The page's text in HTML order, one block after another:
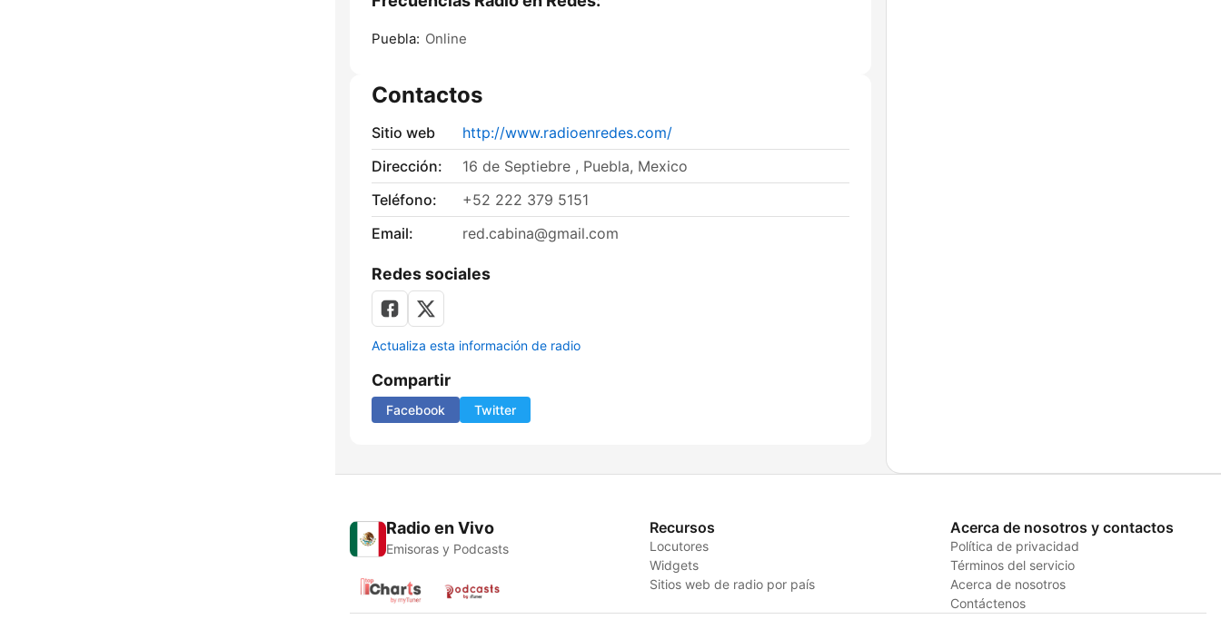
Puebla: Online
Contactos
Sitio web
http://www.radioenredes.com/
Dirección:
16 de Septiebre , Puebla, Mexico
Teléfono:
+52 222 379 5151
Email:
red.cabina@gmail.com
Redes sociales
Actualiza esta información de radio
Compartir
Facebook Twitter
Radio en Vivo
Emisoras y Podcasts
Recursos
Locutores
Widgets
Sitios web de radio por país
Acerca de nosotros y contactos
Política de privacidad
Términos del servicio
Acerca de nosotros
Contáctenos